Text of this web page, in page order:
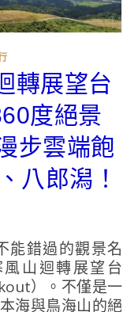
轉展望台
度絕景
步雲端飽
八郎潟！
山迴轉展望台
）。不僅是一
海與鳥海山的絕